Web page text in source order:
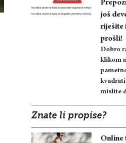
još
riješite
prošli!
Dobro
klikom
mislite
Znate li propise?
Online